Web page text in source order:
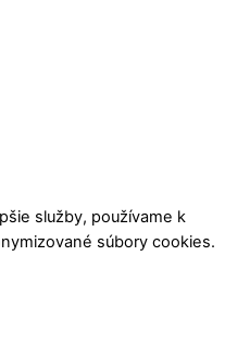
služby, používame k
súbory cookies.